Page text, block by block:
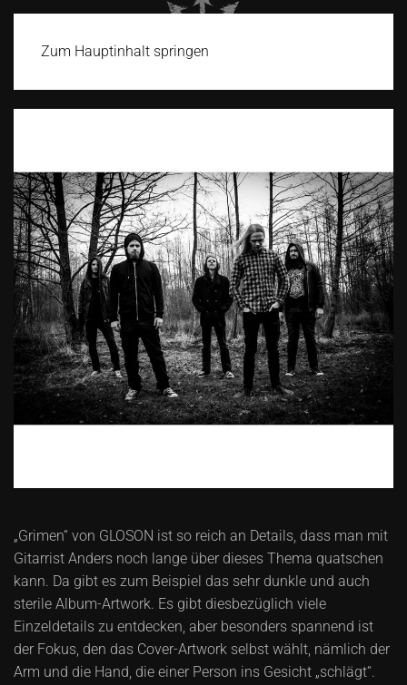
Zum Hauptinhalt springen
„Grimen“ von GLOSON ist so reich an Details, dass man mit
Gitarrist Anders noch lange über dieses Thema quatschen
kann. Da gibt es zum Beispiel das sehr dunkle und auch
sterile Album-Artwork. Es gibt diesbezüglich viele
Einzeldetails zu entdecken, aber besonders spannend ist
der Fokus, den das Cover-Artwork selbst wählt, nämlich der
Arm und die Hand, die einer Person ins Gesicht „schlägt“.